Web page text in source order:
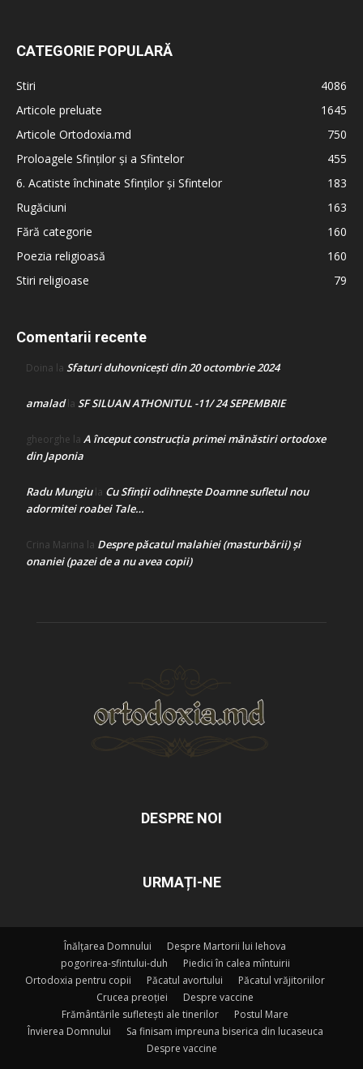
CATEGORIE POPULARĂ
Stiri
4086
Articole preluate
1645
Articole Ortodoxia.md
750
Proloagele Sfinților și a Sfintelor
455
6. Acatiste închinate Sfinților și Sfintelor
183
Rugăciuni
163
Fără categorie
160
Poezia religioasă
160
Stiri religioase
79
Comentarii recente
Doina la Sfaturi duhovnicești din 20 octombrie 2024
amaladla SF SILUAN ATHONITUL -11/ 24 SEPEMBRIE
gheorghe la A început construcţia primei mănăstiri ortodoxe
din Japonia
Radu Mungiula Cu Sfinții odihnește Doamne sufletul nou
adormitei roabei Tale…
Crina Marina la Despre păcatul malahiei (masturbării) şi
onaniei (pazei de a nu avea copii)
DESPRE NOI
URMAȚI-NE
Înălțarea Domnului
Despre Martorii lui Iehova
pogorirea-sfintului-duh
Piedici în calea mîntuirii
Ortodoxia pentru copii
Păcatul avortului
Păcatul vrăjitoriilor
Crucea preoției
Despre vaccine
Frământările sufletești ale tinerilor
Postul Mare
Învierea Domnului
Sa finisam impreuna biserica din lucaseuca
Despre vaccine